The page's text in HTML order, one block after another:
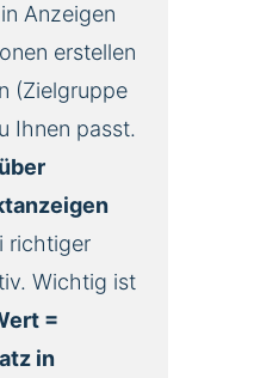
Anzeigen
erstellen
(Zielgruppe
Ihnen passt.
richtiger
Wichtig ist
=
in